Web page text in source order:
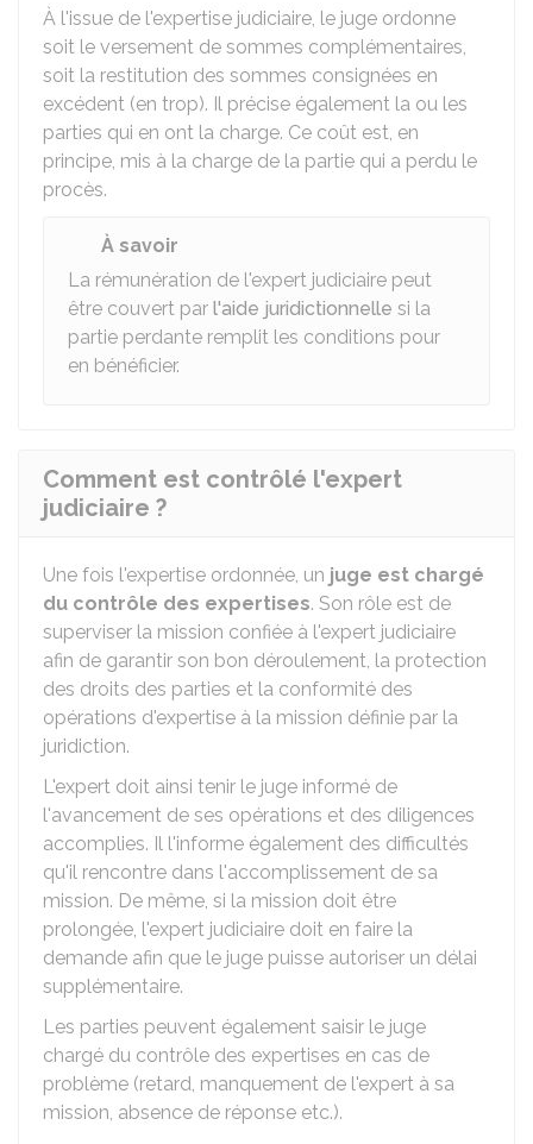
À l'issue de l'expertise judiciaire, le juge ordonne
soit le versement de sommes complémentaires,
soit la restitution des sommes consignées en
excédent (en trop). Il précise également la ou les
parties qui en ont la charge. Ce coût est, en
principe, mis à la charge de la partie qui a perdu le
procès.
À savoir
La rémunération de l'expert judiciaire peut
être couvert par l'aide juridictionnelle si la
partie perdante remplit les conditions pour
en bénéficier.
Comment est contrôlé l'expert
judiciaire ?
Une fois l'expertise ordonnée, un juge est chargé
du contrôle des expertises. Son rôle est de
superviser la mission confiée à l'expert judiciaire
afin de garantir son bon déroulement, la protection
des droits des parties et la conformité des
opérations d'expertise à la mission définie par la
juridiction.
L'expert doit ainsi tenir le juge informé de
l'avancement de ses opérations et des diligences
accomplies. Il l'informe également des difficultés
qu'il rencontre dans l'accomplissement de sa
mission. De même, si la mission doit être
prolongée, l'expert judiciaire doit en faire la
demande afin que le juge puisse autoriser un délai
supplémentaire.
Les parties peuvent également saisir le juge
chargé du contrôle des expertises en cas de
problème (retard, manquement de l'expert à sa
mission, absence de réponse etc.).